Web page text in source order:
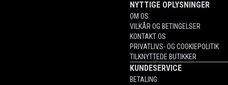
NYTTIGE OPLYSNINGER
OM OS
VILKÅR OG BETINGELSER
KONTAKT OS
PRIVATLIVS- OG COOKIEPOLITIK
TILKNYTTEDE BUTIKKER
KUNDESERVICE
BETALING